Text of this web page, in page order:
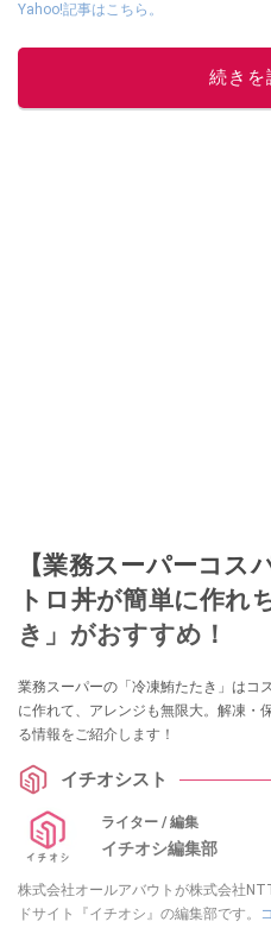
Yahoo!記事はこちら。
この
続きを
【業務スーパーコス
トロ丼が簡単に作れ
き」がおすすめ！
業務スーパーの「冷凍鮪たたき」はコ
に作れて、アレンジも無限大。解凍・
る情報をご紹介します！
イチオシスト
ライター / 編集
イチオシ編集部
株式会社オールアバウトが株式会社
ドサイト『イチオシ』の編集部です。